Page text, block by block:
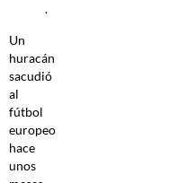
.
Un
huracán
sacudió
al
fútbol
europeo
hace
unos